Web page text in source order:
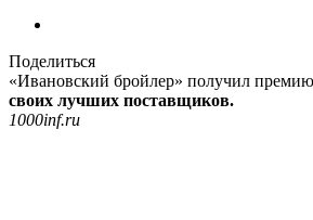
Поделиться
«Ивановский бройлер» получил премию
своих лучших поставщиков.
1000inf.ru